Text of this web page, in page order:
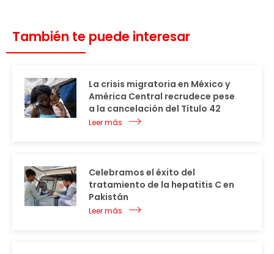
También te puede interesar
La crisis migratoria en México y
América Central recrudece pese
a la cancelación del Título 42
Leer más
Celebramos el éxito del
tratamiento de la hepatitis C en
Pakistán
Leer más